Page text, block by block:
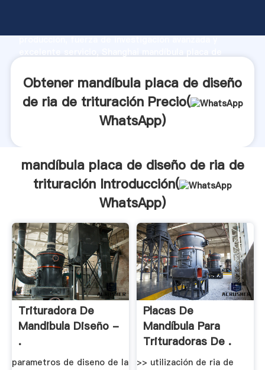
producción, fuerza de investigación avanzada y
aporta valores a todos los clientes.
Obtener mandíbula placa de diseño
de ria de trituración Precio(
WhatsApp)
mandíbula placa de diseño de ria de
trituración Introducción(
WhatsApp)
Trituradora De
Mandibula Diseño -
.
parametros de diseno de la
Placas De
Mandíbula Para
Trituradoras De .
>> utilización de ria de